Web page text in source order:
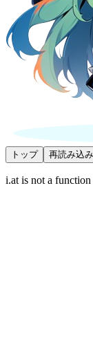
トップ 再読み込み
i.at is not a function